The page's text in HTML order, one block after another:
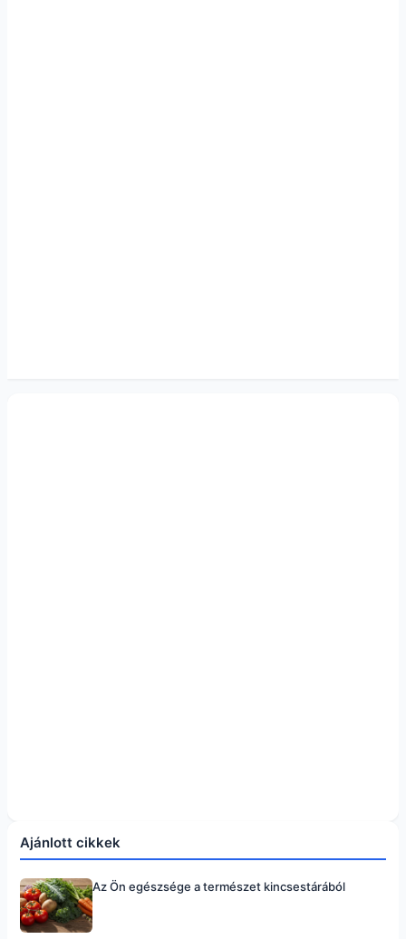
Ajánlott cikkek
Az Ön egészsége a természet kincsestárából